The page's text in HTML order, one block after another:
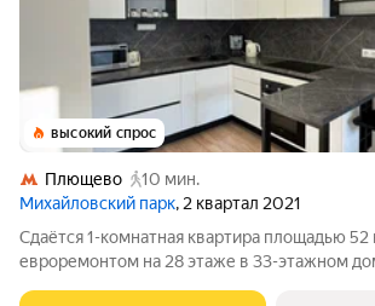
высокий спрос
Плющево
10 мин.
Михайловский парк, 2 квартал 2021
Сдаётся 1-комнатная квартира площадью 52
евроремонтом на 28 этаже в 33-этажном